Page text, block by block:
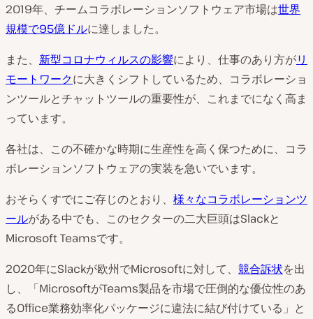
2019年、チームコラボレーションソフトウェア市場は世界
規模で95億ドルに達しました。
また、 新型コロナウィルスの影響により、仕事のあり方がリ
モートワークに大きくシフトしているため、コラボレーショ
ンツールとチャットツールの重要性が、これまでになく高ま
っています。
各社は、この不確かな時期に生産性を高く保つために、コラ
ボレーションソフトウェアの実装を急いでいます。
おそらくすでにご存じのとおり、 様々なコラボレーションツ
ールがある中でも、このセクターの二大巨頭はSlackと
Microsoft Teamsです。
2020年にSlackが欧州でMicrosoftに対して、 競合訴状を出
し、「MicrosoftがTeams製品を市場で圧倒的な優位性のあ
るOffice業務効率化パッケージに違法に結び付けている」と